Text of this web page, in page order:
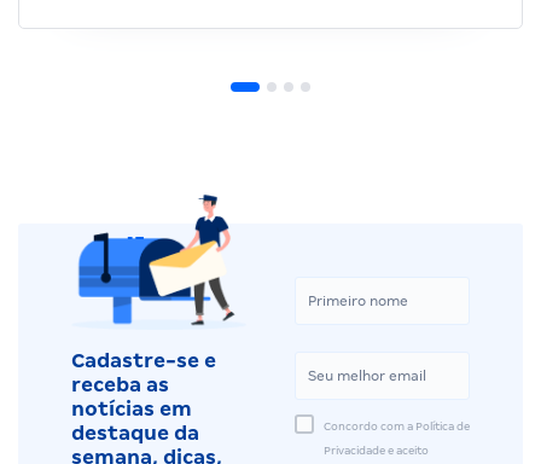
Cadastre-se e
receba as
notícias em
destaque da
semana, dicas,
Concordo com a Política de
Privacidade e aceito